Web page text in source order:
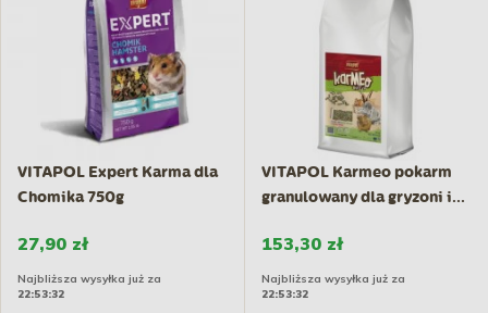
VITAPOL Expert Karma dla
Chomika 750g
27,90 zł
Najbliższa wysyłka już za
22:53:31
VITAPOL Karmeo pokarm
granulowany dla gryzoni i...
153,30 zł
Najbliższa wysyłka już za
22:53:31